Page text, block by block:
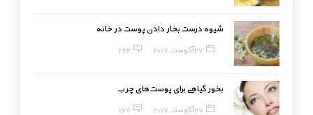
شیوه درست بخار دادن پوست در خانه
27 آگوست, 2017 262
بخور گیاهی برای پوست‌های چرب
27 آگوست, 2017 167